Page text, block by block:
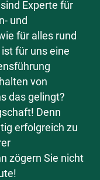
Experte für
und
für alles rund
für uns eine
von
das gelingt?
Denn
erfolgreich zu
zögern Sie nicht